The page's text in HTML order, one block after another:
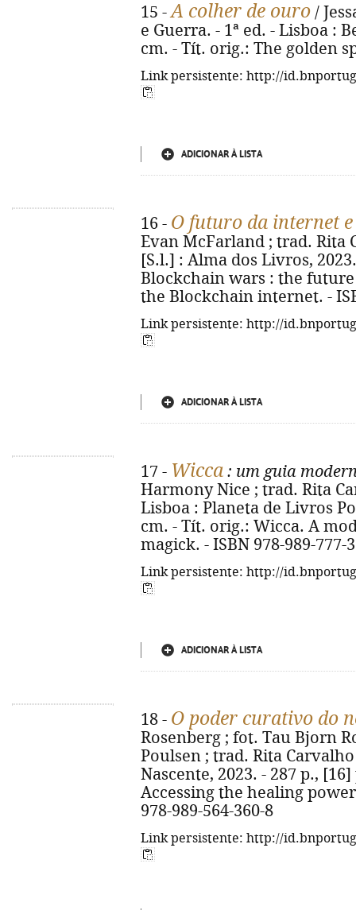
15 -A colher de ouro /
e Guerra. - 1ª ed. - Lisboa :
cm. - Tít. orig.: The golden
Link persistente: http://
ADICIONAR À LISTA
16 - O futuro da internet
Evan McFarland ; trad. Rita
[S.l.] : Alma dos Livros,
Blockchain wars : the
the Blockchain internet. -
Link persistente: http://
ADICIONAR À LISTA
17 - Wicca : um guia
Harmony Nice ; trad. Rita
Lisboa : Planeta de Livros
cm. - Tít. orig.: Wicca. A
magick. - ISBN 978-989-777-
Link persistente: http://
ADICIONAR À LISTA
18 - O poder curativo do
Rosenberg ; fot. Tau Bjorn
Poulsen ; trad. Rita
Nascente, 2023. - 287 p.,
Accessing the healing
978-989-564-360-8
Link persistente: http://